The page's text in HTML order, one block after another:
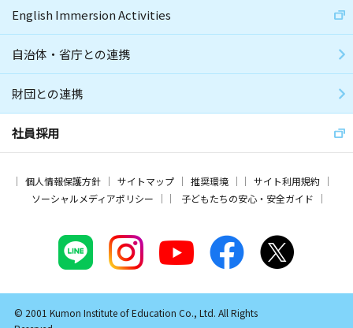
English Immersion Activities
自治体・省庁との連携
財団との連携
社員採用
個人情報保護方針 サイトマップ 推奨環境
サイト利用規約
ソーシャルメディアポリシー
子どもたちの安心・安全ガイド
© 2001 Kumon Institute of Education Co., Ltd. All Rights